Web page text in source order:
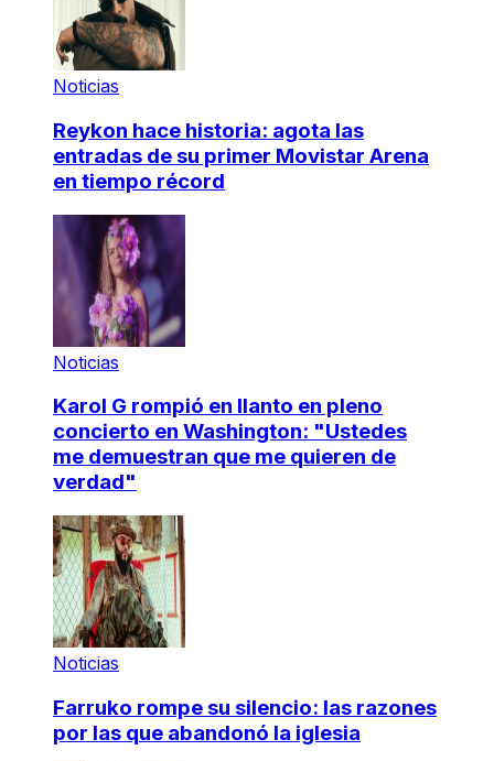
Noticias
Reykon hace historia: agota las
entradas de su primer Movistar Arena
en tiempo récord
Noticias
Karol G rompió en llanto en pleno
concierto en Washington: "Ustedes
me demuestran que me quieren de
verdad"
Noticias
Farruko rompe su silencio: las razones
por las que abandonó la iglesia